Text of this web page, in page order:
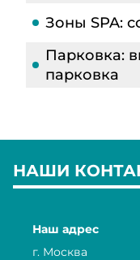
Зоны SPA:
Парковка:
парковка
НАШИ
Наш адрес
г. Москва